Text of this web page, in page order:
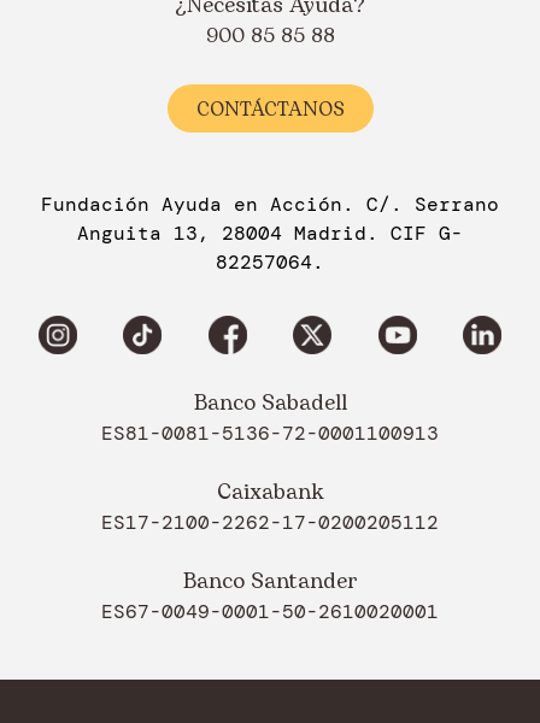
900 85 85 88
CONTÁCTANOS
Fundación Ayuda en Acción. C/. Serrano
Anguita 13, 28004 Madrid. CIF G-
82257064.
Banco Sabadell
ES81-0081-5136-72-0001100913
Caixabank
ES17-2100-2262-17-0200205112
Banco Santander
ES67-0049-0001-50-2610020001